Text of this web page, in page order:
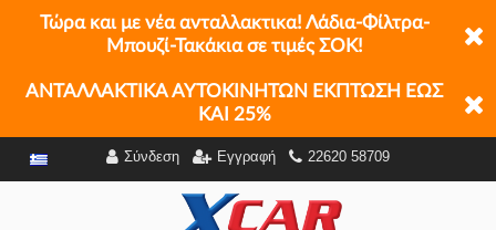
Τώρα και με νέα ανταλλακτικα! Λάδια-Φίλτρα-
Μπουζί-Τακάκια σε τιμές ΣΟΚ!
ΑΝΤΑΛΛΑΚΤΙΚΑ ΑΥΤΟΚΙΝΗΤΩΝ ΕΚΠΤΩΣΗ ΕΩΣ
ΚΑΙ 25%
Σύνδεση Εγγραφή 22620 58709